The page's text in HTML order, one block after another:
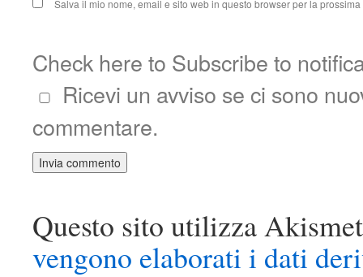
Salva il mio nome, email e sito web in questo browser per la
Check here to Subscribe to
Ricevi un avviso se ci sono
commentare.
Questo sito utilizza
vengono elaborati i dati